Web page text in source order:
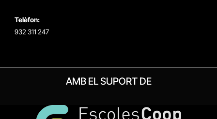
Telèfon:
932 311 247
AMB EL SUPORT DE